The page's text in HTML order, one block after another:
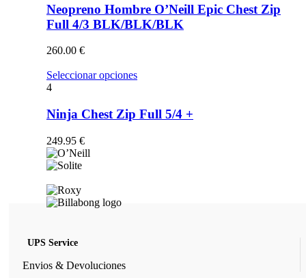
múltiples
variantes.
Las
elegir
página
Neopreno Hombre O’Neill Epic Chest Zip
Full 4/3 BLK/BLK/BLK
260.00 €
Seleccionar opcionesEste
múltiples
variantes.
4
Ninja Chest Zip Full 5/4 +
249.95 €
UPS Service
Envios & Devoluciones